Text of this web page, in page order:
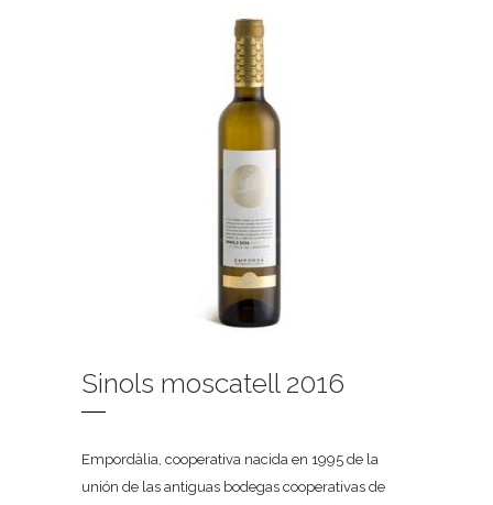
Sinols moscatell 2016
Empordàlia, cooperativa nacida en 1995 de la
unión de las antiguas bodegas cooperativas de